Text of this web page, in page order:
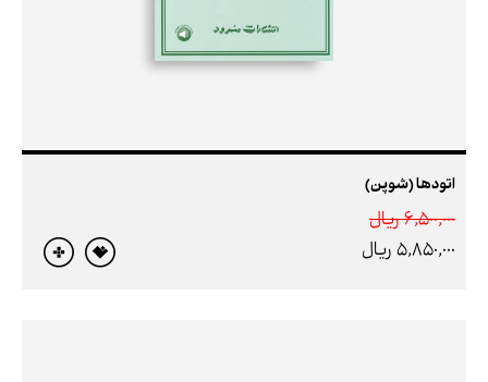
اتودها (شوپن)
6,500,000 ريال
5,850,000 ريال